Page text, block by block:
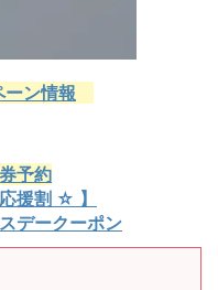
ン情報
予約
援割 ☆ 】
デークーポン